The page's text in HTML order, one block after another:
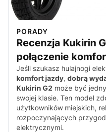
PORADY
Recenzja Kukirin
połączenie
Jeśli szukasz hulajnogi
komfort jazdy, dobrą
Kukirin G2 może być
swojej klasie. Ten model
użytkowników miejskich,
rozpoczynających
elektrycznymi.